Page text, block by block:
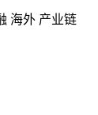
海外 产业链